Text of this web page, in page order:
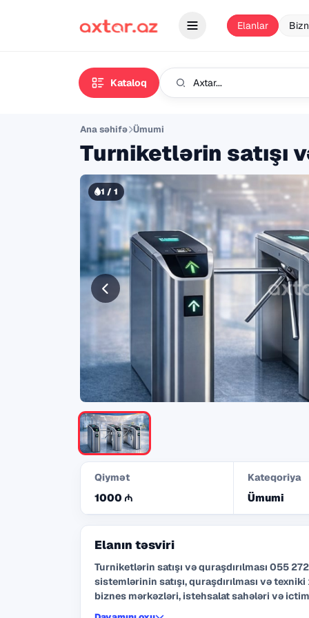
Elanlar
Kataloq
Ana səhifə Ümumi
Turniketlərin satışı
1 / 1
Qiymət
1000 ₼
Kateqoriya
Ümumi
Elanın təsviri
Turniketlərin satışı və quraşdırılması 055 272 55 70 Şirkətimiz
sistemlərinin satışı, quraşdırılması və
biznes mərkəzləri, istehsalat sahələri və
təklif edirik. Kartlı keçid Barmaq izi və üz tanıma sistemi Yüksək keyfiyyət və uzunömürlü